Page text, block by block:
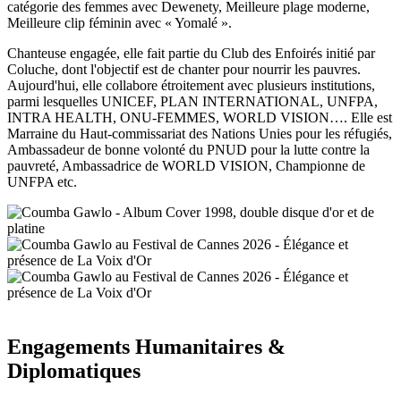
catégorie des femmes avec Dewenety, Meilleure plage moderne,
Meilleure clip féminin avec « Yomalé ».
Chanteuse engagée, elle fait partie du Club des Enfoirés initié par
Coluche, dont l'objectif est de chanter pour nourrir les pauvres.
Aujourd'hui, elle collabore étroitement avec plusieurs institutions,
parmi lesquelles UNICEF, PLAN INTERNATIONAL, UNFPA,
INTRA HEALTH, ONU-FEMMES, WORLD VISION…. Elle est
Marraine du Haut-commissariat des Nations Unies pour les réfugiés,
Ambassadeur de bonne volonté du PNUD pour la lutte contre la
pauvreté, Ambassadrice de WORLD VISION, Championne de
UNFPA etc.
Engagements Humanitaires &
Diplomatiques